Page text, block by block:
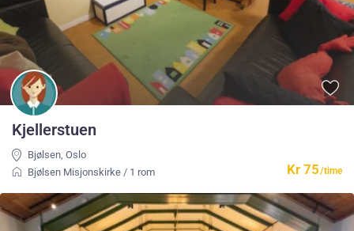
Kr 75/time
Kjellerstuen
Bjølsen ,Oslo
Bjølsen Misjonskirke / 1 rom